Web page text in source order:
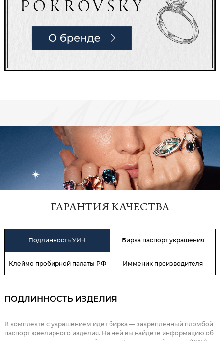
ГАРАНТИЯ КАЧЕСТВА
Подлинность УИН Бирка паспорт украшения
Клеймо пробирной палаты РФ Имменик производителя
ПОДЛИННОСТЬ ИЗДЕЛИЯ
В комплекте с украшением идет бирка — закрепленный пломбой
паспорт ювелирного изделия. На ней вы найдете информацию об